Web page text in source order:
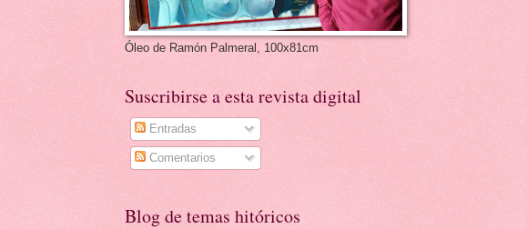
Óleo de Ramón Palmeral, 100x81cm
Suscribirse a esta revista digital
Entradas
Comentarios
Blog de temas hitóricos